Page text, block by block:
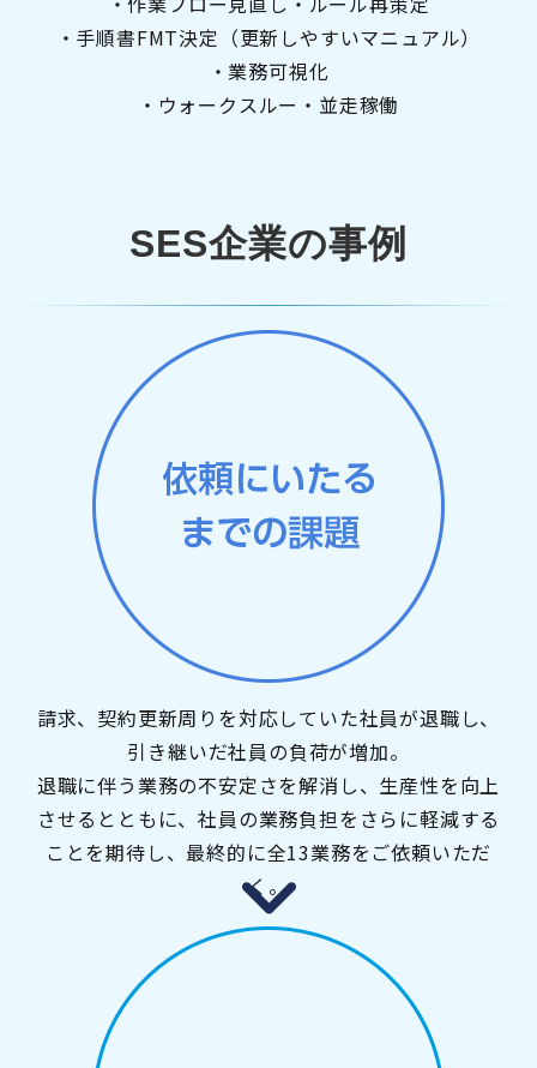
・手順書FMT決定（更新しやすいマニュアル）
・業務可視化
・ウォークスルー・並走稼働
SES企業の事例
請求、契約更新周りを対応していた社員が退職し、
引き継いだ社員の負荷が増加。
退職に伴う業務の不安定さを解消し、生産性を向上
させるとともに、社員の業務負担をさらに軽減する
ことを期待し、最終的に全13業務をご依頼いただ
く。